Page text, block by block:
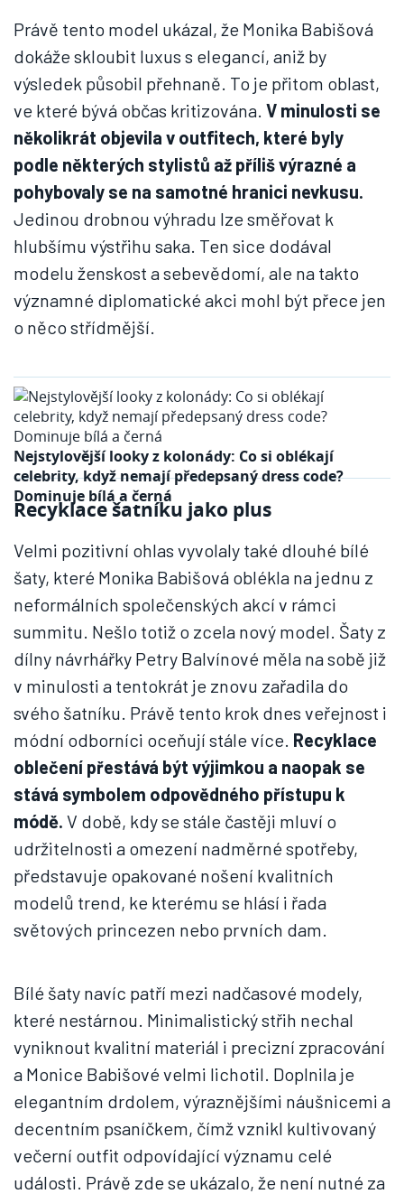
Právě tento model ukázal, že Monika Babišová
dokáže skloubit luxus s elegancí, aniž by
výsledek působil přehnaně. To je přitom oblast,
ve které bývá občas kritizována. V minulosti se
několikrát objevila v outfitech, které byly
podle některých stylistů až příliš výrazné a
pohybovaly se na samotné hranici nevkusu.
Jedinou drobnou výhradu lze směřovat k
hlubšímu výstřihu saka. Ten sice dodával
modelu ženskost a sebevědomí, ale na takto
významné diplomatické akci mohl být přece jen
o něco střídmější.
Nejstylovější looky z kolonády: Co si oblékají
celebrity, když nemají předepsaný dress code?
Dominuje bílá a černá
Recyklace šatníku jako plus
Velmi pozitivní ohlas vyvolaly také dlouhé bílé
šaty, které Monika Babišová oblékla na jednu z
neformálních společenských akcí v rámci
summitu. Nešlo totiž o zcela nový model. Šaty z
dílny návrhářky Petry Balvínové měla na sobě již
v minulosti a tentokrát je znovu zařadila do
svého šatníku. Právě tento krok dnes veřejnost i
módní odborníci oceňují stále více. Recyklace
oblečení přestává být výjimkou a naopak se
stává symbolem odpovědného přístupu k
módě. V době, kdy se stále častěji mluví o
udržitelnosti a omezení nadměrné spotřeby,
představuje opakované nošení kvalitních
modelů trend, ke kterému se hlásí i řada
světových princezen nebo prvních dam.
Bílé šaty navíc patří mezi nadčasové modely,
které nestárnou. Minimalistický střih nechal
vyniknout kvalitní materiál i precizní zpracování
a Monice Babišové velmi lichotil. Doplnila je
elegantním drdolem, výraznějšími náušnicemi a
decentním psaníčkem, čímž vznikl kultivovaný
večerní outfit odpovídající významu celé
události. Právě zde se ukázalo, že není nutné za